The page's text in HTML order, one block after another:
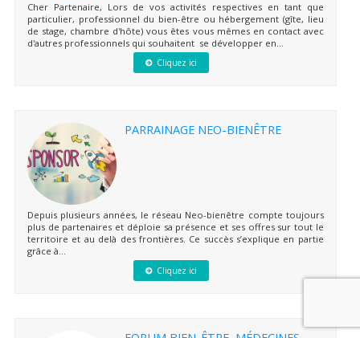
Cher Partenaire, Lors de vos activités respectives en tant que
particulier, professionnel du bien-être ou hébergement (gîte, lieu
de stage, chambre d'hôte) vous êtes vous mêmes en contact avec
d'autres professionnels qui souhaitent se développer en...
Cliquez ici
PARRAINAGE NEO-BIENÊTRE
Depuis plusieurs années, le réseau Neo-bienêtre compte toujours
plus de partenaires et déploie sa présence et ses offres sur tout le
territoire et au delà des frontières. Ce succès s’explique en partie
grâce à...
Cliquez ici